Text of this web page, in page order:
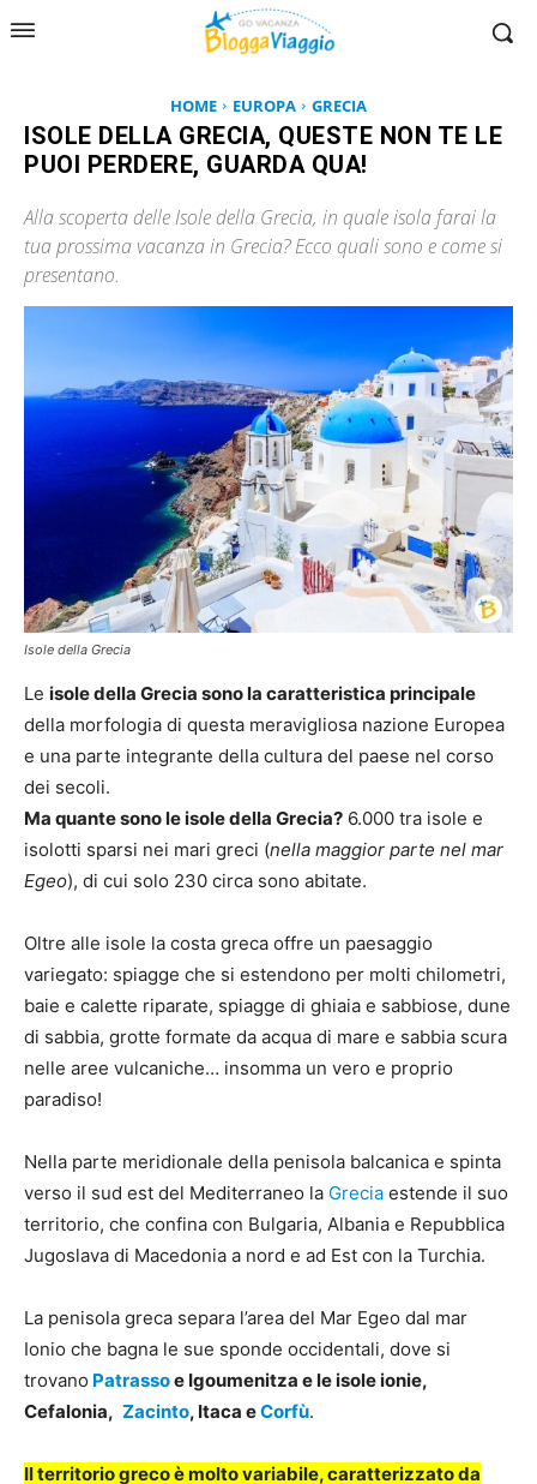
HOME EUROPA GRECIA
ISOLE DELLA GRECIA, QUESTE NON TE LE
PUOI PERDERE, GUARDA QUA!
Alla scoperta delle Isole della Grecia, in quale isola farai la
tua prossima vacanza in Grecia? Ecco quali sono e come si
presentano.
Isole della Grecia
Le isole della Grecia sono la caratteristica principale
della morfologia di questa meravigliosa nazione Europea
e una parte integrante della cultura del paese nel corso
dei secoli.
Ma quante sono le isole della Grecia? 6.000 tra isole e
isolotti sparsi nei mari greci (nella maggior parte nel mar
Egeo), di cui solo 230 circa sono abitate.
Oltre alle isole la costa greca offre un paesaggio
variegato: spiagge che si estendono per molti chilometri,
baie e calette riparate, spiagge di ghiaia e sabbiose, dune
di sabbia, grotte formate da acqua di mare e sabbia scura
nelle aree vulcaniche… insomma un vero e proprio
paradiso!
Nella parte meridionale della penisola balcanica e spinta
verso il sud est del Mediterraneo la Grecia estende il suo
territorio, che confina con Bulgaria, Albania e Repubblica
Jugoslava di Macedonia a nord e ad Est con la Turchia.
La penisola greca separa l’area del Mar Egeo dal mar
Ionio che bagna le sue sponde occidentali, dove si
trovano Patrassoe Igoumenitza e le isole ionie,
Cefalonia, Zacinto, Itaca eCorfù.
Il territorio greco è molto variabile, caratterizzato da